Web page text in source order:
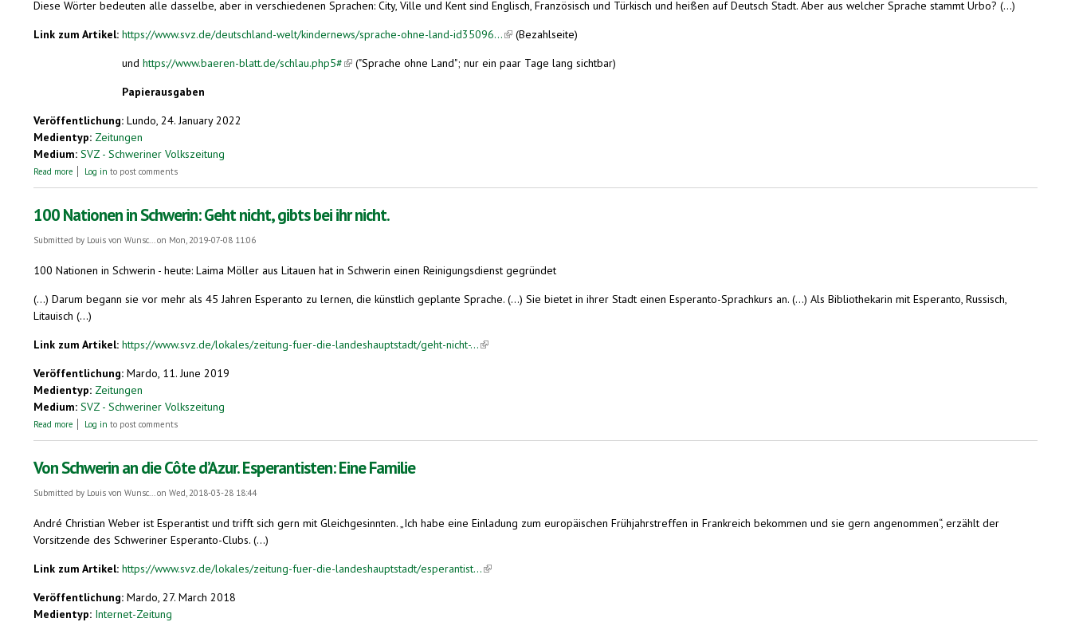
Diese Wörter bedeuten alle dasselbe, aber in verschiedenen Sprachen: City, Ville und Kent sind Englisch, Französisch und Türkisch und heißen auf Deutsch Stadt. Aber aus welcher Sprache stammt Urbo? (...)
Link zum Artikel: https://www.svz.de/deutschland-welt/kindernews/sprache-ohne-land-id35096...(link is external)
(Bezahlseite)
und https://www.baeren-blatt.de/schlau.php5#(link is external)
("Sprache ohne Land"; nur ein paar Tage lang sichtbar)
Papierausgaben
Veröffentlichung: Lundo, 24. January 2022
Medientyp: Zeitungen
Medium: SVZ - Schweriner Volkszeitung
Read more about Sprache ohne Land
Log in to post comments
100 Nationen in Schwerin: Geht nicht, gibts bei ihr nicht.
Submitted by Louis von Wunsc...on Mon, 2019-07-08 11:06
100 Nationen in Schwerin - heute: Laima Möller aus Litauen hat in Schwerin einen Reinigungsdienst gegründet
(...) Darum begann sie vor mehr als 45 Jahren Esperanto zu lernen, die künstlich geplante Sprache. (...) Sie bietet in ihrer Stadt einen Esperanto-Sprachkurs an. (...) Als Bibliothekarin mit Esperanto, Russisch,
Litauisch (...)
Link zum Artikel: https://www.svz.de/lokales/zeitung-fuer-die-landeshauptstadt/geht-nicht-...(link is external)
Veröffentlichung: Mardo, 11. June 2019
Medientyp: Zeitungen
Medium: SVZ - Schweriner Volkszeitung
Read more about 100 Nationen in Schwerin: Geht nicht, gibts bei ihr nicht.
Log in to post comments
Von Schwerin an die Côte d’Azur. Esperantisten: Eine Familie
Submitted by Louis von Wunsc...on Wed, 2018-03-28 18:44
André Christian Weber ist Esperantist und trifft sich gern mit Gleichgesinnten. „Ich habe eine Einladung zum europäischen Frühjahrstreffen in Frankreich bekommen und sie gern angenommen“, erzählt der
Vorsitzende des Schweriner Esperanto-Clubs. (...)
Link zum Artikel: https://www.svz.de/lokales/zeitung-fuer-die-landeshauptstadt/esperantist...(link is external)
Veröffentlichung: Mardo, 27. March 2018
Medientyp: Internet-Zeitung